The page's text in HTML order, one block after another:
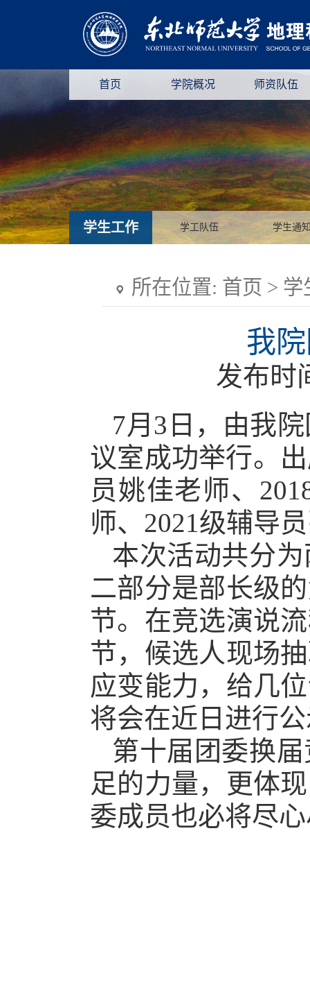
首页 学院概况 师资队伍
学生工作 学工队伍 学生通
所在位置: 首页 > 学
我
发布时
7月3日，由我
议室成功举行。
员姚佳老师、
师、2021级辅导
本次活动共分
二部分是部长级
节。在竞选演说
节，候选人现场
应变能力，给几
将会在近日进行
第十届团委换
足的力量，更体
委成员也必将尽